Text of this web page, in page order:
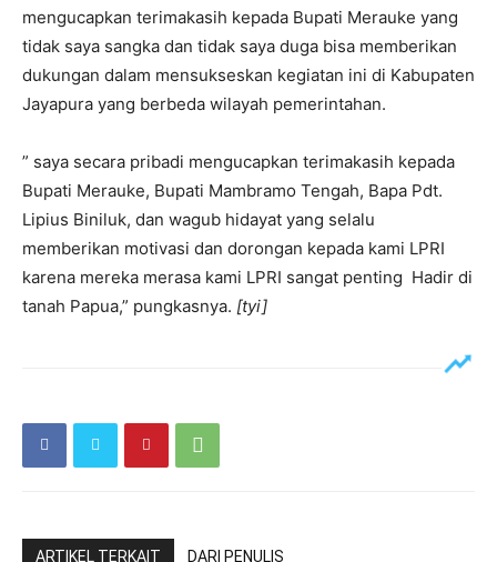
mengucapkan terimakasih kepada Bupati Merauke yang
tidak saya sangka dan tidak saya duga bisa memberikan
dukungan dalam mensukseskan kegiatan ini di Kabupaten
Jayapura yang berbeda wilayah pemerintahan.
” saya secara pribadi mengucapkan terimakasih kepada
Bupati Merauke, Bupati Mambramo Tengah, Bapa Pdt.
Lipius Biniluk, dan wagub hidayat yang selalu
memberikan motivasi dan dorongan kepada kami LPRI
karena mereka merasa kami LPRI sangat penting Hadir di
tanah Papua,” pungkasnya. [tyi]
ARTIKEL TERKAIT DARI PENULIS